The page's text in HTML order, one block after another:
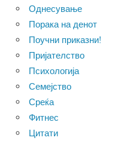
Однесување
Порака на денот
Поучни приказни!
Пријателство
Психологија
Семејство
Среќа
Фитнес
Цитати